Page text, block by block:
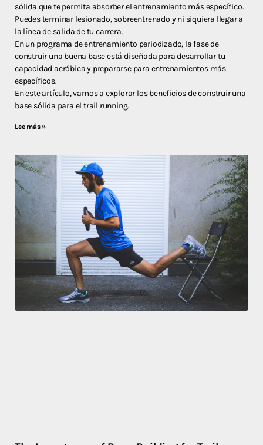
sólida que te permita absorber el entrenamiento más específico.
Puedes terminar lesionado, sobreentrenado y ni siquiera llegar a
la línea de salida de tu carrera.
En un programa de entrenamiento periodizado, la fase de
construir una buena base está diseñada para desarrollar tu
capacidad aeróbica y prepararse para entrenamientos más
específicos.
En este artículo, vamos a explorar los beneficios de construir una
base sólida para el trail running.
Lee más »